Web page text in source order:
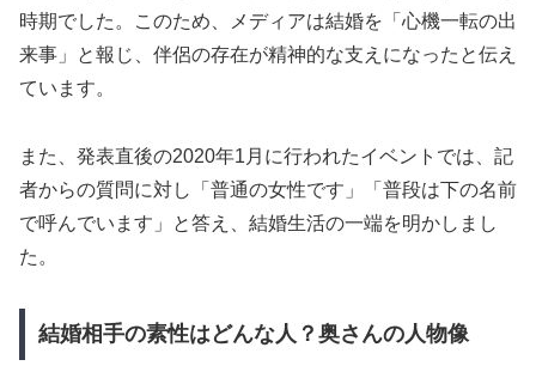
時期でした。このため、メディアは結婚を「心機一転の出
来事」と報じ、伴侶の存在が精神的な支えになったと伝え
ています。
また、発表直後の2020年1月に行われたイベントでは、記
者からの質問に対し「普通の女性です」「普段は下の名前
で呼んでいます」と答え、結婚生活の一端を明かしまし
た。
結婚相手の素性はどんな人？奥さんの人物像